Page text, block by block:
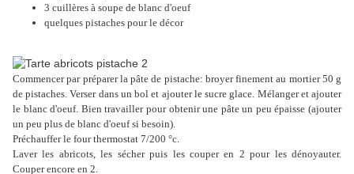
3 cuillères à soupe de blanc d'oeuf
quelques pistaches pour le décor
Commencer par préparer la pâte de pistache: broyer finement au mortier 50 g
de pistaches. Verser dans un bol et ajouter le sucre glace. Mélanger et ajouter
le blanc d'oeuf. Bien travailler pour obtenir une pâte un peu épaisse (ajouter
un peu plus de blanc d'oeuf si besoin).
Préchauffer le four thermostat 7/200 °c.
Laver les abricots, les sécher puis les couper en 2 pour les dénoyauter.
Couper encore en 2.